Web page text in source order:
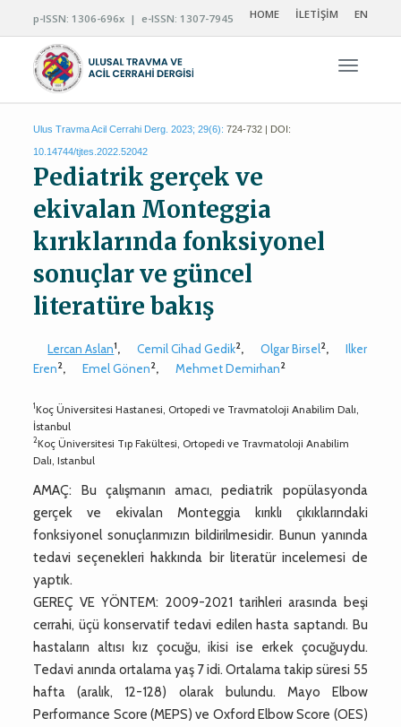
p-ISSN: 1306-696x | e-ISSN: 1307-7945 HOME İLETİŞİM EN
Ulus Travma Acil Cerrahi Derg. 2023; 29(6): 724-732 | DOI:
10.14744/tjtes.2022.52042
Pediatrik gerçek ve
ekivalan Monteggia
kırıklarında fonksiyonel
sonuçlar ve güncel
literatüre bakış
Lercan Aslan1, Cemil Cihad Gedik2, Olgar Birsel2,
Ilker
Eren2, Emel Gönen2, Mehmet Demirhan2
1Koç Üniversitesi Hastanesi, Ortopedi ve Travmatoloji Anabilim Dalı,
İstanbul
2Koç Üniversitesi Tıp Fakültesi, Ortopedi ve Travmatoloji Anabilim
Dalı, Istanbul
AMAÇ: Bu çalışmanın amacı, pediatrik popülasyonda
gerçek ve ekivalan Monteggia kırıklı çıkıklarındaki
fonksiyonel sonuçlarımızın bildirilmesidir. Bunun yanında
tedavi seçenekleri hakkında bir literatür incelemesi de
yaptık.
GEREÇ VE YÖNTEM: 2009-2021 tarihleri arasında beşi
cerrahi, üçü konservatif tedavi edilen hasta saptandı. Bu
hastaların altısı kız çocuğu, ikisi ise erkek çocuğuydu.
Tedavi anında ortalama yaş 7 idi. Ortalama takip süresi 55
hafta (aralık, 12-128) olarak bulundu. Mayo Elbow
Performance Score (MEPS) ve Oxford Elbow Score (OES)